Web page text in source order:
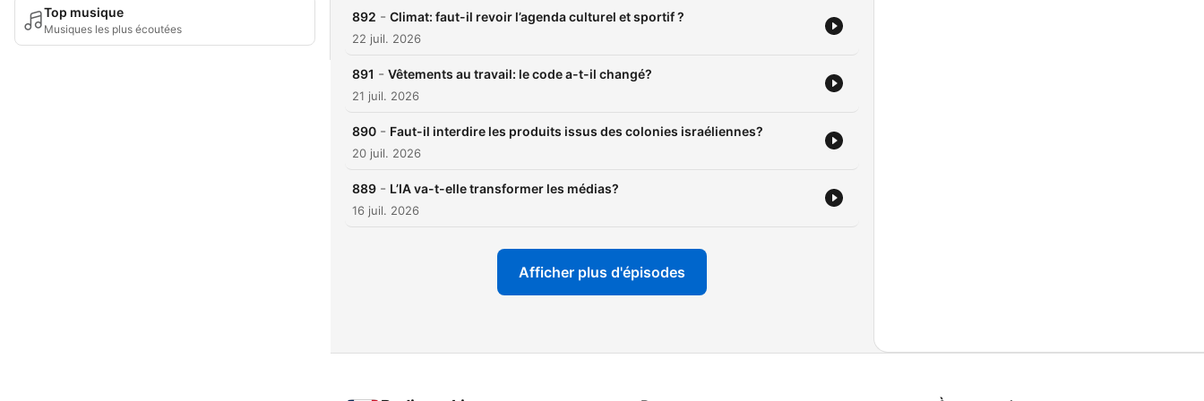
Top musique
Musiques les plus écoutées
892 - Climat: faut-il revoir l’agenda culturel et sportif ?
22 juil. 2026
891 - Vêtements au travail: le code a-t-il changé?
21 juil. 2026
890 - Faut-il interdire les produits issus des colonies israéliennes?
20 juil. 2026
889 - L’IA va-t-elle transformer les médias?
16 juil. 2026
Afficher plus d'épisodes